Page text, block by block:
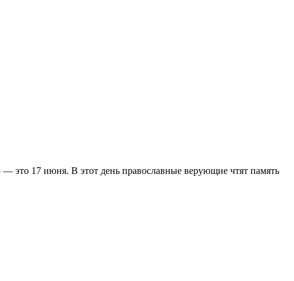
это 17 июня. В этот день православные верующие чтят память